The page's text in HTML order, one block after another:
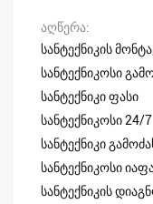
აღწერა
სანტექნიკის
სანტექნიკოსი
სანტექნიკი ფასი
სანტექნიკოსი 24/7
სანტექნიკი
სანტექნიკოსი
სანტექნიკის